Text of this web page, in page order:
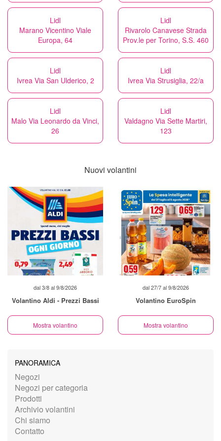
Lidl
Marano Vicentino Viale
Europa, 64
Lidl
Rivarolo Canavese Strada
Prov.le per Torino, S.S. 460
Lidl
Ivrea Via San Ulderico, 2
Lidl
Ivrea Via Strusiglia, 22/a
Lidl
Malo Via Leonardo da Vinci,
26
Lidl
Valdagno Via Sette Martiri,
123
Nuovi volantini
dal 3/8 al 9/8/2026
Volantino Aldi - Prezzi Bassi
Mostra volantino
dal 27/7 al 9/8/2026
Volantino EuroSpin
Mostra volantino
PANORAMICA
Negozi
Negozi per categoria
Prodotti
Archivio volantini
Chi siamo
Contatto